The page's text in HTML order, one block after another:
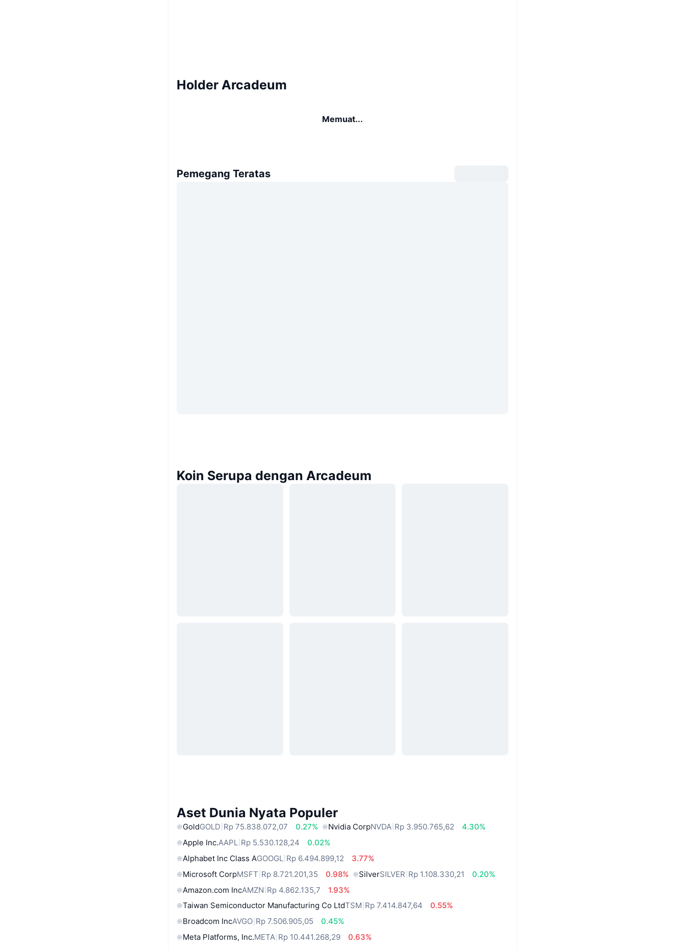
Holder Arcadeum
Memuat...
Pemegang Teratas
Koin Serupa dengan Arcadeum
Aset Dunia Nyata Populer
GoldGOLD Rp 75.838.072,07 0.27% Nvidia CorpNVDA Rp 3.950.765,62
4.30%
Apple Inc.AAPL Rp 5.530.128,24
0.02%
Alphabet Inc Class AGOOGL Rp 6.494.899,12
3.77%
Microsoft CorpMSFT Rp 8.721.201,35 0.98% SilverSILVER Rp 1.108.330,21
0.20%
Amazon.com IncAMZN Rp 4.862.135,7
1.93%
Taiwan Semiconductor Manufacturing Co LtdTSM Rp 7.414.847,64
0.55%
Broadcom IncAVGO Rp 7.506.905,05
0.45%
Meta Platforms, Inc.META Rp 10.441.268,29
0.63%